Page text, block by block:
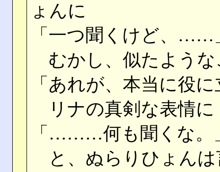
ょんに
「一つ聞くけど、……
むかし、似たような
「あれが、本当に役
リナの真剣な表情に
「………何も聞くな。
と、ぬらりひょんは